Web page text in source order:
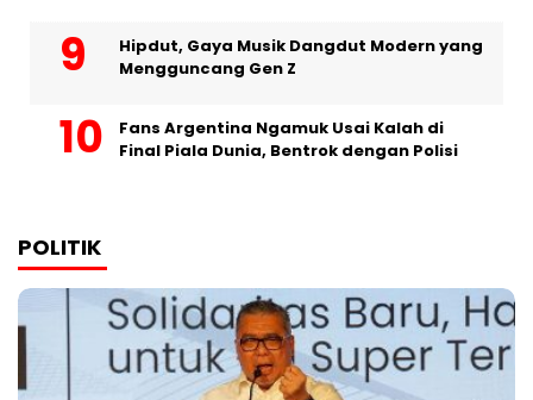
Hipdut, Gaya Musik Dangdut Modern yang
Mengguncang Gen Z
Fans Argentina Ngamuk Usai Kalah di
Final Piala Dunia, Bentrok dengan Polisi
POLITIK